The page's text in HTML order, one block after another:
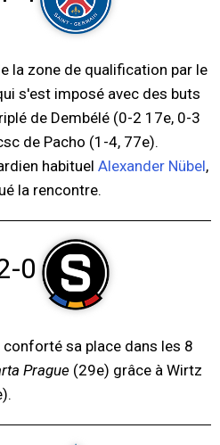
la zone de qualification par le
s'est imposé avec des buts
de Dembélé (0-2 17e, 0-3
de Pacho (1-4, 77e).
habituel Alexander Nübel,
la rencontre.
0
conforté sa place dans les 8
Prague (29e) grâce à Wirtz